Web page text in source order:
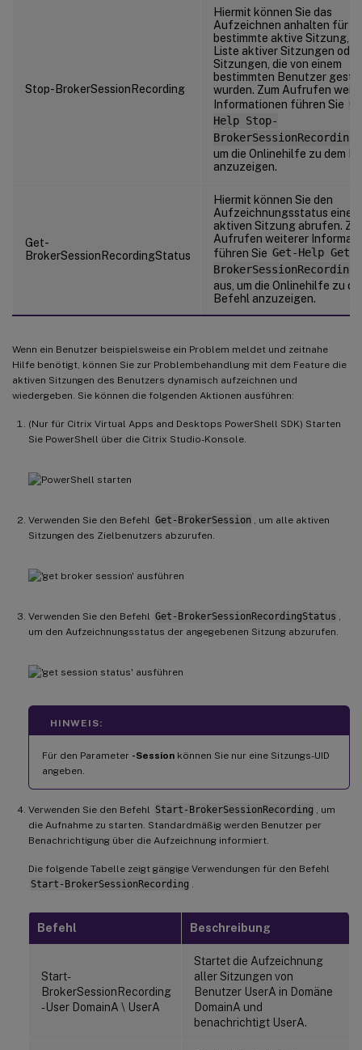
Stop-BrokerSessionRecording
Hiermit können Sie das
Aufzeichnen anhalten für
bestimmte aktive Sitzung,
Liste aktiver Sitzungen
Sitzungen, die von einem
bestimmten Benutzer
wurden. Zum Aufrufen
Informationen führen Sie
Help Stop-
BrokerSessionRecording
um die Onlinehilfe zu dem
anzuzeigen.
Get-
BrokerSessionRecordingStatus
Hiermit können Sie den
Aufzeichnungsstatus einer
aktiven Sitzung abrufen.
Aufrufen weiterer
führen Sie Get-Help Get-
aus, um die Onlinehilfe zu
Befehl anzuzeigen.
Wenn ein Benutzer beispielsweise ein Problem meldet und zeitnahe
Hilfe benötigt, können Sie zur Problembehandlung mit dem Feature die
aktiven Sitzungen des Benutzers dynamisch aufzeichnen und
wiedergeben. Sie können die folgenden Aktionen ausführen:
(Nur für Citrix Virtual Apps and Desktops PowerShell SDK) Starten
Sie PowerShell über die Citrix Studio-Konsole.
Verwenden Sie den Befehl Get-BrokerSession
, um alle aktiven
Sitzungen des Zielbenutzers abzurufen.
Verwenden Sie den Befehl Get-BrokerSessionRecordingStatus
um den Aufzeichnungsstatus der angegebenen Sitzung abzurufen.
HINWEIS:
Für den Parameter -Session können Sie nur eine Sitzungs-UID
angeben.
Verwenden Sie den Befehl Start-BrokerSessionRecording
, um
die Aufnahme zu starten. Standardmäßig werden Benutzer per
Benachrichtigung über die Aufzeichnung informiert.
Die folgende Tabelle zeigt gängige Verwendungen für den Befehl
Start-BrokerSessionRecording
Befehl Beschreibung
Start-
BrokerSessionRecording
-User DomainA \ UserA
Startet die Aufzeichnung
aller Sitzungen von
Benutzer UserA in Domäne
DomainA und
benachrichtigt UserA.